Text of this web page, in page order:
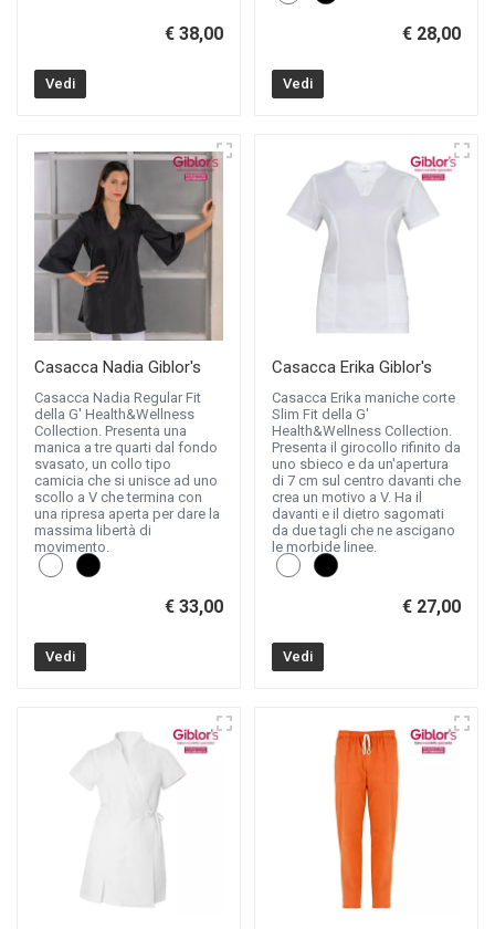
€ 38,00
Vedi
€ 28,00
Vedi
Casacca Nadia Giblor's
Casacca Nadia Regular Fit
della G' Health&Wellness
Collection. Presenta una
manica a tre quarti dal fondo
svasato, un collo tipo
camicia che si unisce ad uno
scollo a V che termina con
una ripresa aperta per dare la
massima libertà di
movimento.
€ 33,00
Vedi
Casacca Erika Giblor's
Casacca Erika maniche corte
Slim Fit della G'
Health&Wellness Collection.
Presenta il girocollo rifinito da
uno sbieco e da un'apertura
di 7 cm sul centro davanti che
crea un motivo a V. Ha il
davanti e il dietro sagomati
da due tagli che ne ascigano
le morbide linee.
€ 27,00
Vedi